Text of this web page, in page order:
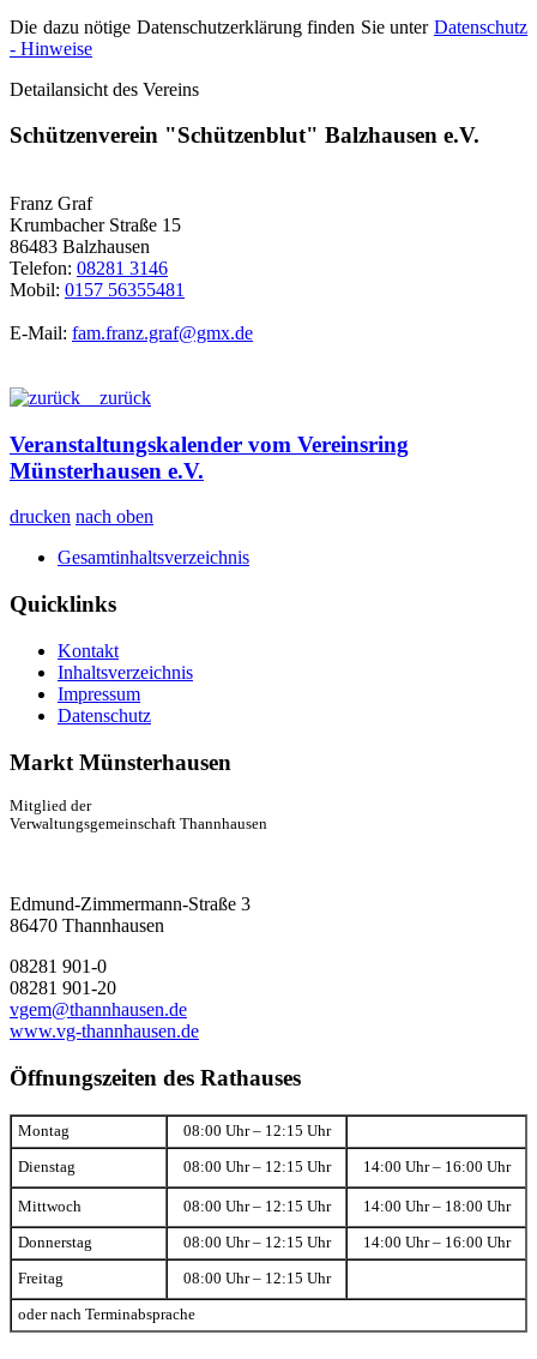
Die dazu nötige Datenschutzerklärung finden Sie unter Datenschutz
- Hinweise
Detailansicht des Vereins
Schützenverein "Schützenblut" Balzhausen e.V.
Franz Graf
Krumbacher Straße 15
86483 Balzhausen
Telefon: 08281 3146
Mobil: 0157 56355481
E-Mail: fam.franz.graf@gmx.de
zurück
Veranstaltungskalender vom Vereinsring
Münsterhausen e.V.
drucken nach oben
Gesamtinhaltsverzeichnis
Quicklinks
Kontakt
Inhaltsverzeichnis
Impressum
Datenschutz
Markt Münsterhausen
Mitglied der
Verwaltungsgemeinschaft Thannhausen
Edmund-Zimmermann-Straße 3
86470 Thannhausen
08281 901-0
08281 901-20
vgem@thannhausen.de
www.vg-thannhausen.de
Öffnungszeiten des Rathauses
Montag 08:00 Uhr – 12:15 Uhr
Dienstag 08:00 Uhr – 12:15 Uhr 14:00 Uhr – 16:00 Uhr
Mittwoch 08:00 Uhr – 12:15 Uhr 14:00 Uhr – 18:00 Uhr
Donnerstag 08:00 Uhr – 12:15 Uhr 14:00 Uhr – 16:00 Uhr
Freitag 08:00 Uhr – 12:15 Uhr
oder nach Terminabsprache